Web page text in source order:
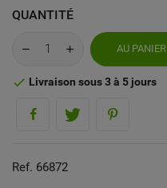
QUANTITÉ
AU PANIER
 Livraison sous 3 à 5 jours
Ref. 66872